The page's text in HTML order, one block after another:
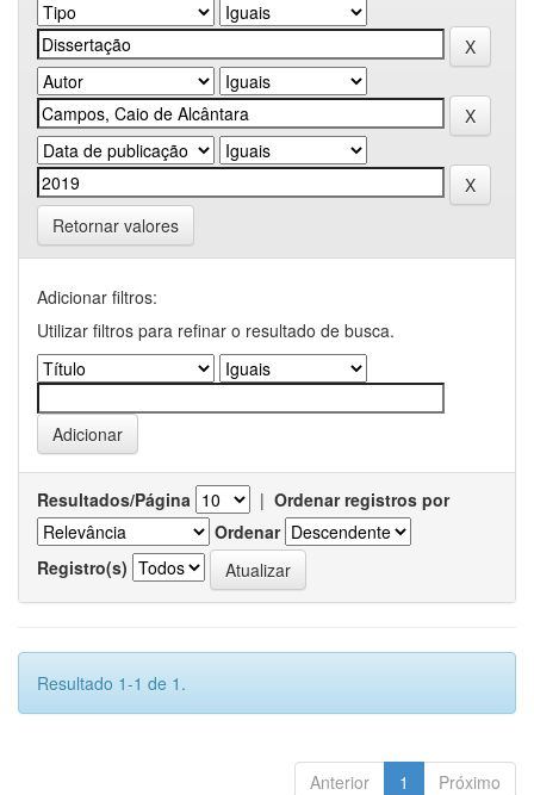
Retornar valores
Adicionar filtros:
Utilizar filtros para refinar o resultado de busca.
Resultados/Página | Ordenar registros por
Ordenar
Registro(s)
Resultado 1-1 de 1.
Anterior 1 Próximo